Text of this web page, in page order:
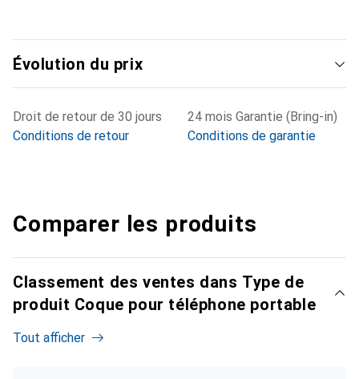
Évolution du prix
Droit de retour de 30 jours
Conditions de retour
24 mois Garantie (Bring-in)
Conditions de garantie
Comparer les produits
Classement des ventes dans Type de
produit Coque pour téléphone portable
Tout afficher